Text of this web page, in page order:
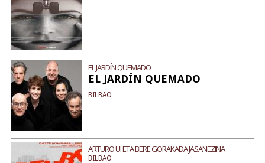
EL JARDÍN QUEMADO
EL JARDÍN QUEMADO
BILBAO
ARTURO UI ETA BERE GORAKADA JASANEZINA
BILBAO